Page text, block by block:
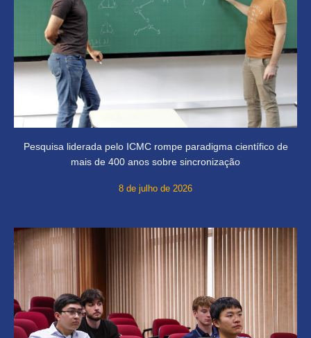
Pesquisa liderada pelo ICMC rompe paradigma científico de
mais de 400 anos sobre sincronização
8 de julho de 2026